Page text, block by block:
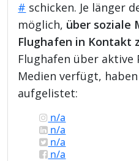
# schicken. Je länger
möglich, über soziale
Flughafen in Kontakt
Flughafen über aktive
Medien verfügt,
aufgelistet:
n/a
n/a
n/a
n/a